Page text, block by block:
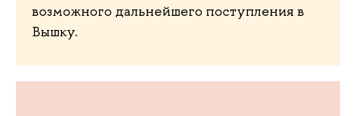
возможного дальнейшего поступления в
Вышку.